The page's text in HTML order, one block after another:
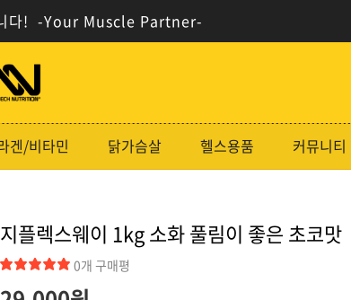
헬스보충제
단백질분류
지웨이시리즈
다! -Your Muscle Partner-
겐/비타민 닭가슴살 헬스용품 커뮤니티
지플렉스웨이 1kg 소화 풀림이 좋은 초코맛
0개 구매평